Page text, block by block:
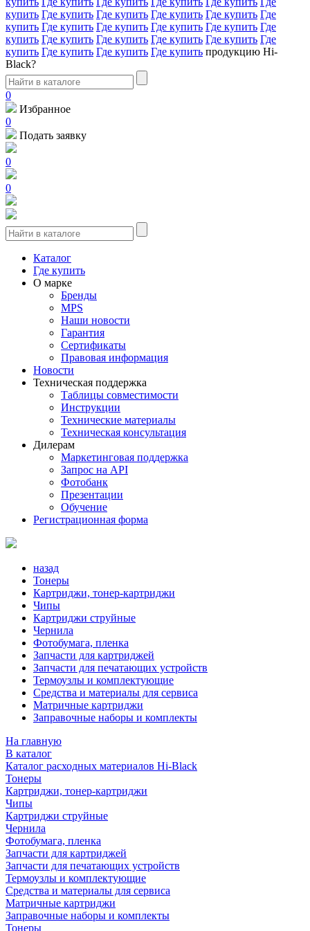
купить Где купить Где купить Где купить Где купить Где
купить Где купить Где купить Где купить Где купить Где
купить Где купить Где купить Где купить Где купить Где
купить Где купить Где купить Где купить продукцию Hi-
Black?
0
Избранное
0
Подать заявку
0
0
Каталог
Где купить
О марке
Бренды
MPS
Наши новости
Гарантия
Сертификаты
Правовая информация
Новости
Техническая поддержка
Таблицы совместимости
Инструкции
Технические материалы
Техническая консультация
Дилерам
Маркетинговая поддержка
Запрос на API
Фотобанк
Презентации
Обучение
Регистрационная форма
назад
Тонеры
Картриджи, тонер-картриджи
Чипы
Картриджи струйные
Чернила
Фотобумага, пленка
Запчасти для картриджей
Запчасти для печатающих устройств
Термоузлы и комплектующие
Средства и материалы для сервиса
Матричные картриджи
Заправочные наборы и комплекты
На главную
В каталог
Каталог расходных материалов Hi-Black
Тонеры
Картриджи, тонер-картриджи
Чипы
Картриджи струйные
Чернила
Фотобумага, пленка
Запчасти для картриджей
Запчасти для печатающих устройств
Термоузлы и комплектующие
Средства и материалы для сервиса
Матричные картриджи
Заправочные наборы и комплекты
Тонеры